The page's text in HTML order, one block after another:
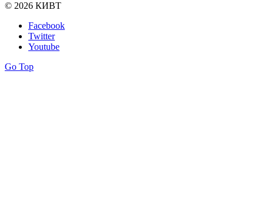
© 2026 КИВТ
Facebook
Twitter
Youtube
Go Top